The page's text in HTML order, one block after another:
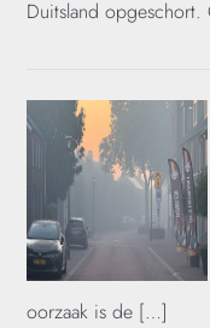
Duitsland
oorzaak is de […]